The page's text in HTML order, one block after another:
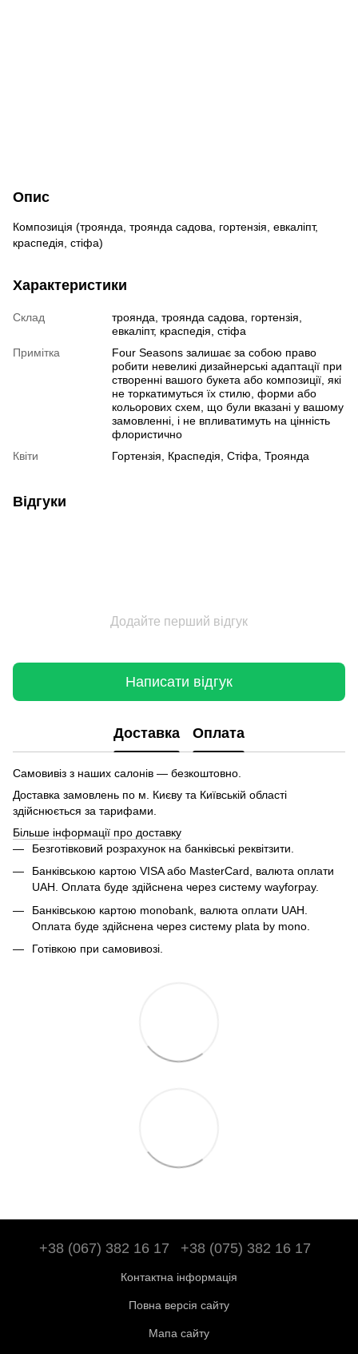
Опис
Композиція (троянда, троянда садова, гортензія, евкаліпт,
краспедія, стіфа)
Характеристики
Склад
троянда, троянда садова, гортензія,
евкаліпт, краспедія, стіфа
Примітка
Four Seasons залишає за собою право
робити невеликі дизайнерські адаптації при
створенні вашого букета або композиції, які
не торкатимуться їх стилю, форми або
кольорових схем, що були вказані у вашому
замовленні, і не впливатимуть на цінність
флористично
Квіти
Гортензія, Краспедія, Стіфа, Троянда
Відгуки
Додайте перший відгук
Написати відгук
Доставка Оплата
Самовивіз з наших салонів — безкоштовно.
Доставка замовлень по м. Києву та Київській області
здійснюється за тарифами.
Більше інформації про доставку
Безготівковий розрахунок на банківські реквітзити.
Банківською картою VISA або MasterCard, валюта оплати
UAH. Оплата буде здійснена через систему wayforpay.
Банківською картою monobank, валюта оплати UAH.
Оплата буде здійснена через систему plata by mono.
Готівкою при самовивозі.
+38 (067) 382 16 17 +38 (075) 382 16 17
Контактна інформація
Повна версія сайту
Мапа сайту